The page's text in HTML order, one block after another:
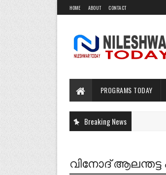
HOME ABOUT CONTACT
PROGRAMS TODAY
Breaking News
വിനോദ്